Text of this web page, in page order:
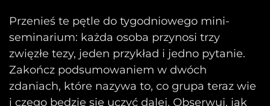
Przenieś te pętle do tygodniowego mini-
seminarium: każda osoba przynosi trzy
zwięzłe tezy, jeden przykład i jedno pytanie.
Zakończ podsumowaniem w dwóch
zdaniach, które nazywa to, co grupa teraz wie
i czego będzie się uczyć dalej. Obserwuj, jak